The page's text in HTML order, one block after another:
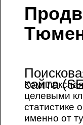
сайта
целевыми
статистике
именно от